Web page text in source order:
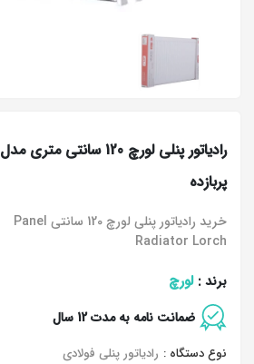
رادیاتور پنلی لورچ 120 سانتی متری مدل
پربازده
خرید رادیاتور پنلی لورچ 120 سانتی Panel
Radiator Lorch
برند : لورچ
ضمانت نامه به مدت 12 سال
نوع دستگاه : رادیاتور پنلی فولادی